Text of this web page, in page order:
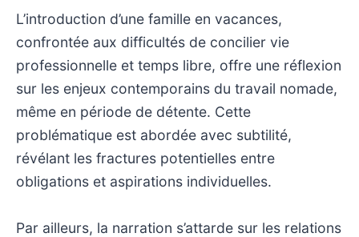
L’introduction d’une famille en vacances,
confrontée aux difficultés de concilier vie
professionnelle et temps libre, offre une réflexion
sur les enjeux contemporains du travail nomade,
même en période de détente. Cette
problématique est abordée avec subtilité,
révélant les fractures potentielles entre
obligations et aspirations individuelles.
Par ailleurs, la narration s’attarde sur les relations